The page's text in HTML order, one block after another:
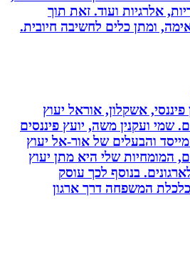
אלרגיות ועוד. זאת תוך
ומתן כלים לחשיבה חיובית.
אשקלון, אוראל יעוץ
ועקנין משה, יועץ פיננסים
והבעלים של אור-אל יעוץ
שלי היא מתן יעוץ
בנוסף לכך עוסק
המשפחה דרך ארגון